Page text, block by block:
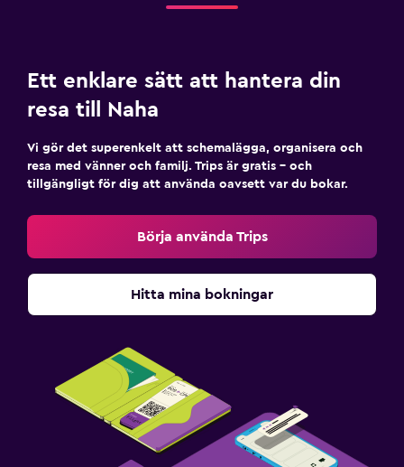
Ett enklare sätt att hantera din
resa till Naha
Vi gör det superenkelt att schemalägga, organisera och
resa med vänner och familj. Trips är gratis – och
tillgängligt för dig att använda oavsett var du bokar.
Börja använda Trips
Hitta mina bokningar